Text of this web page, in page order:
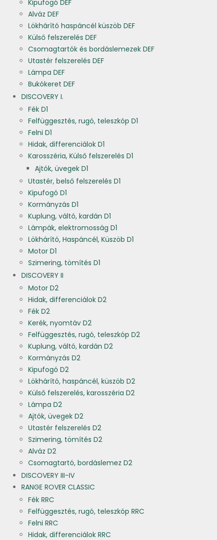
Kipufogó DEF
Alváz DEF
Lökhárító haspáncél küszöb DEF
Külső felszerelés DEF
Csomagtartók és bordáslemezek DEF
Utastér felszerelés DEF
Lámpa DEF
Bukókeret DEF
DISCOVERY I.
Fék D1
Felfüggesztés, rugó, teleszkóp D1
Felni D1
Hidak, differenciálok D1
Karosszéria, Külső felszerelés D1
Ajtók, üvegek D1
Utastér, belső felszerelés D1
Kipufogó D1
Kormányzás D1
Kuplung, váltó, kardán D1
Lámpák, elektromosság D1
Lökhárító, Haspáncél, Küszöb D1
Motor D1
Szimering, tömítés D1
DISCOVERY II
Motor D2
Hidak, differenciálok D2
Fék D2
Kerék, nyomtáv D2
Felfüggesztés, rugó, teleszkóp D2
Kuplung, váltó, kardán D2
Kormányzás D2
Kipufogó D2
Lökhárító, haspáncél, küszöb D2
Külső felszerelés, karosszéria D2
Lámpa D2
Ajtók, üvegek D2
Utastér felszerelés D2
Szimering, tömítés D2
Alváz D2
Csomagtartó, bordáslemez D2
DISCOVERY III-IV
RANGE ROVER CLASSIC
Fék RRC
Felfüggesztés, rugó, teleszkóp RRC
Felni RRC
Hidak, differenciálok RRC